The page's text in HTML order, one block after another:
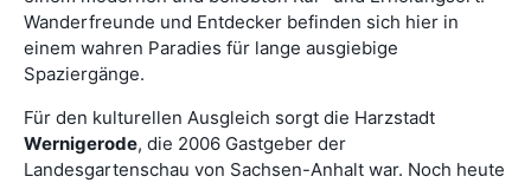
Wanderfreunde und Entdecker befinden sich hier in
einem wahren Paradies für lange ausgiebige
Spaziergänge.
Für den kulturellen Ausgleich sorgt die Harzstadt
Wernigerode, die 2006 Gastgeber der
Landesgartenschau von Sachsen-Anhalt war. Noch heute